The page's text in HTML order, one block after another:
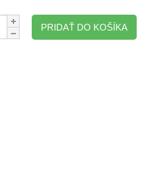
Množstvo:
PRIDAŤ DO KOŠÍKA